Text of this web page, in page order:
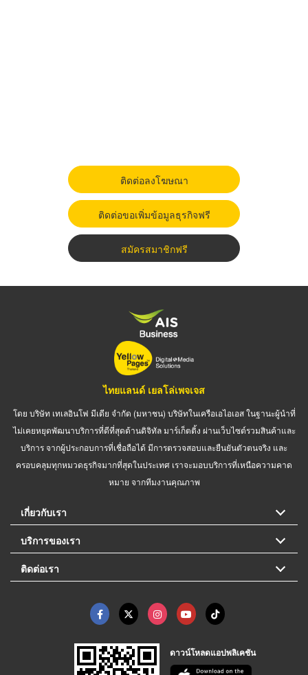
ติดต่อลงโฆษณา
ติดต่อขอเพิ่มข้อมูลธุรกิจฟรี
สมัครสมาชิกฟรี
ไทยแลนด์ เยลโล่เพจเจส
โดย บริษัท เทเลอินโฟ มีเดีย จำกัด (มหาชน) บริษัทในเครือเอไอเอส ในฐานะผู้นำที่
ไม่เคยหยุดพัฒนาบริการที่ดีที่สุดด้านดิจิทัล มาร์เก็ตติ้ง ผ่านเว็บไซต์รวมสินค้าและ
บริการ จากผู้ประกอบการที่เชื่อถือได้ มีการตรวจสอบและยืนยันตัวตนจริง และ
ครอบคลุมทุกหมวดธุรกิจมากที่สุดในประเทศ เราจะมอบบริการที่เหนือความคาด
หมาย จากทีมงานคุณภาพ
เกี่ยวกับเรา
บริการของเรา
ติดต่อเรา
ดาวน์โหลดแอปพลิเคชัน